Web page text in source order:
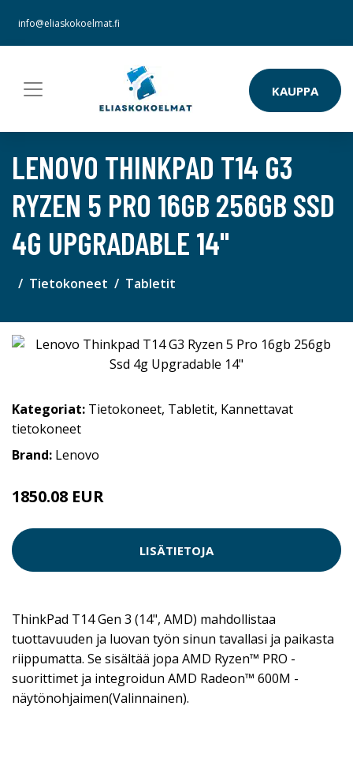
info@eliaskokoelmat.fi
KAUPPA
LENOVO THINKPAD T14 G3
RYZEN 5 PRO 16GB 256GB SSD
4G UPGRADABLE 14"
Tietokoneet Tabletit
Kategoriat: Tietokoneet, Tabletit, Kannettavat
tietokoneet
Brand: Lenovo
1850.08 EUR
LISÄTIETOJA
ThinkPad T14 Gen 3 (14", AMD) mahdollistaa
tuottavuuden ja luovan työn sinun tavallasi ja paikasta
riippumatta. Se sisältää jopa AMD Ryzen™ PRO -
suorittimet ja integroidun AMD Radeon™ 600M -
näytönohjaimen(Valinnainen).